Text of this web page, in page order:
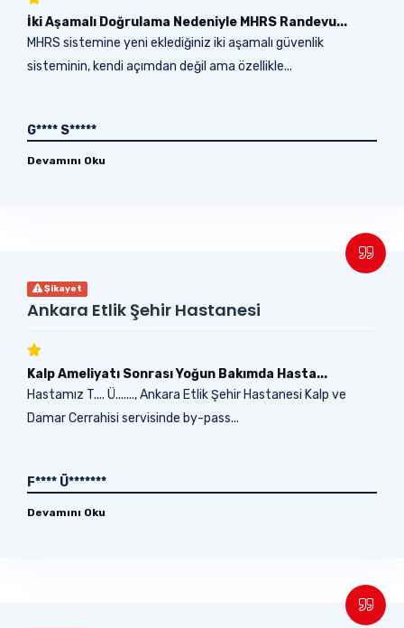
İki Aşamalı Doğrulama Nedeniyle MHRS Randevu...
MHRS sistemine yeni eklediğiniz iki aşamalı güvenlik
sisteminin, kendi açımdan değil ama özellikle...
G**** S*****
Devamını Oku
Şikayet
Ankara Etlik Şehir Hastanesi
Kalp Ameliyatı Sonrası Yoğun Bakımda Hasta...
Hastamız T.... Ü......., Ankara Etlik Şehir Hastanesi Kalp ve
Damar Cerrahisi servisinde by-pass...
F**** Ü*******
Devamını Oku